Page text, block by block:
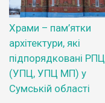
Храми – пам’ятки
архітектури, які
підпорядковані РПЦ
(УПЦ, УПЦ МП) у
Сумській області